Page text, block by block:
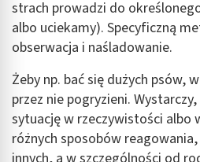
strach prowadzi do
albo uciekamy). Specyficzną
obserwacja i naśladowanie.
Żeby np. bać się dużych psów,
przez nie pogryzieni.
sytuację w rzeczywistości albo
różnych sposobów